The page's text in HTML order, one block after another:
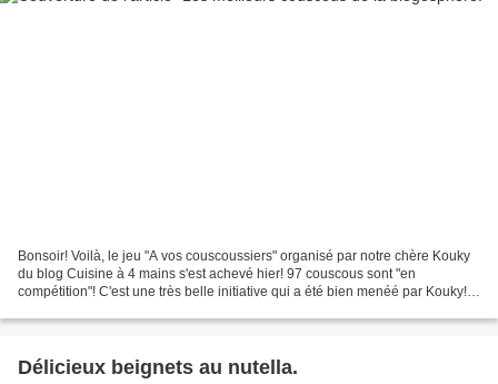
Bonsoir! Voilà, le jeu "A vos couscoussiers" organisé par notre chère Kouky
du blog Cuisine à 4 mains s'est achevé hier! 97 couscous sont "en
compétition"! C'est une très belle initiative qui a été bien menéé par Kouky!
Délicieux beignets au nutella.